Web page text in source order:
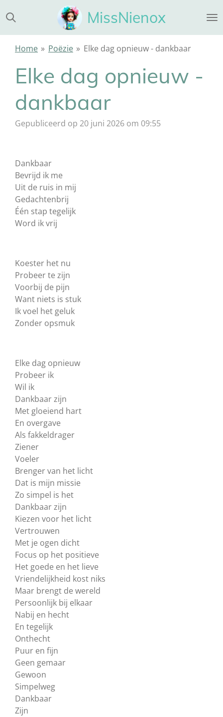
direct
naar
MissNienox
Home » Poëzie » Elke dag opnieuw - dankbaar
Elke dag opnieuw -
dankbaar
Gepubliceerd op 20 juni 2026 om 09:55
Dankbaar
Bevrijd ik me
Uit de ruis in mij
Gedachtenbrij
Één stap tegelijk
Word ik vrij
Koester het nu
Probeer te zijn
Voorbij de pijn
Want niets is stuk
Ik voel het geluk
Zonder opsmuk
Elke dag opnieuw
Probeer ik
Wil ik
Dankbaar zijn
Met gloeiend hart
En overgave
Als fakkeldrager
Ziener
Voeler
Brenger van het licht
Dat is mijn missie
Zo simpel is het
Dankbaar zijn
Kiezen voor het licht
Vertrouwen
Met je ogen dicht
Focus op het positieve
Het goede en het lieve
Vriendelijkheid kost niks
Maar brengt de wereld
Persoonlijk bij elkaar
Nabij en hecht
En tegelijk
Onthecht
Puur en fijn
Geen gemaar
Gewoon
Simpelweg
Dankbaar
Zijn